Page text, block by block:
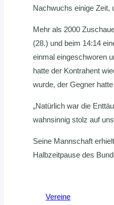
Nachwuchs einige Zeit,
Mehr als 2000
(28.) und beim 14:14
einmal eingeschworen
hatte der Kontrahent
wurde, der Gegner
„Natürlich war die
wahnsinnig stolz auf
Seine Mannschaft
Halbzeitpause des
Vereine